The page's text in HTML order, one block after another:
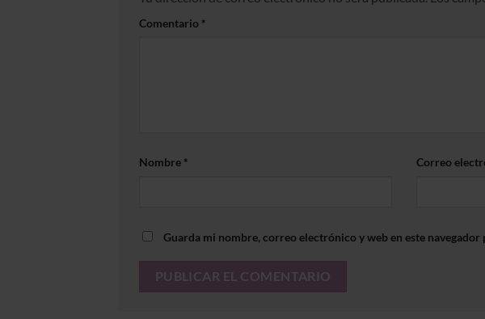
Comentario *
Nombre * Correo
Guarda mi nombre, correo electrónico y web en este